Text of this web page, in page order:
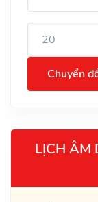
Chuyển
LỊCH ÂM